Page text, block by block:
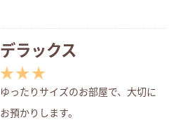
デラックス
ゆったりサイズのお部屋で、大切に
お預かりします。